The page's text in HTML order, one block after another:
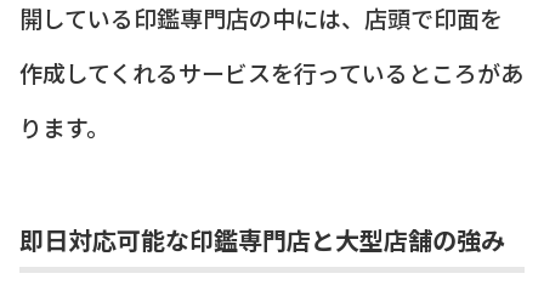
開している印鑑専門店の中には、店頭で印面を
作成してくれるサービスを行っているところがあ
ります。
即日対応可能な印鑑専門店と大型店舗の強み